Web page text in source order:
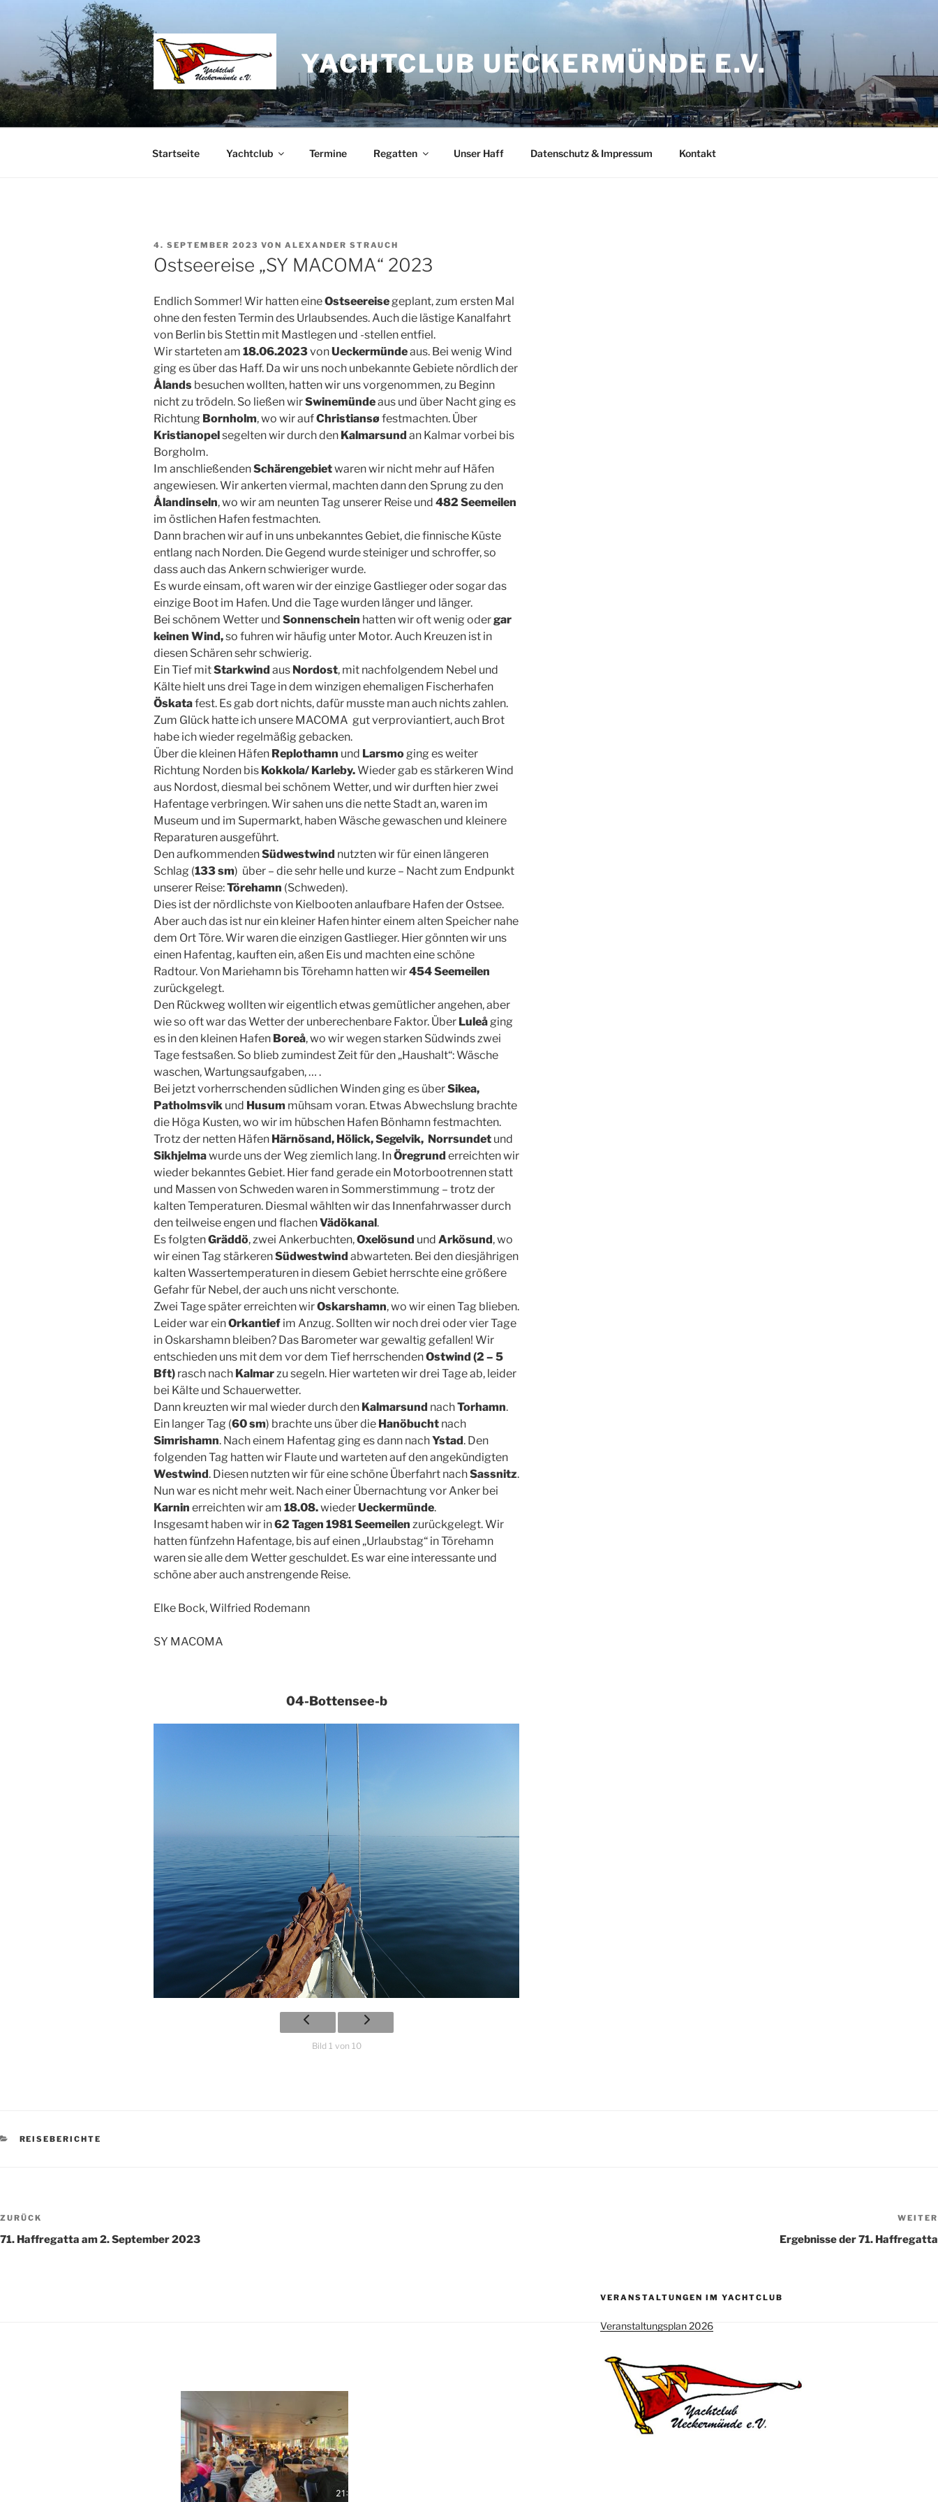
springen
YACHTCLUB UECKERMÜNDE E.V.
Startseite Yachtclub Termine Regatten Unser Haff Datenschutz & Impressum Kontakt
VERÖFFENTLICHT
AM
4. SEPTEMBER 2023 VON ALEXANDER STRAUCH
Ostseereise „SY MACOMA“ 2023
Endlich Sommer! Wir hatten eineOstseereisegeplant, zum ersten Mal
ohne den festen Termin des Urlaubsendes. Auch die lästige Kanalfahrt
von Berlin bis Stettin mit Mastlegen und -stellen entfiel.
Wir starteten am 18.06.2023vonUeckermündeaus. Bei wenig Wind
ging es über das Haff. Da wir uns noch unbekannte Gebiete nördlich der
Ålands besuchen wollten, hatten wir uns vorgenommen, zu Beginn
nicht zu trödeln. So ließen wirSwinemündeaus und über Nacht ging es
Richtung Bornholm, wo wir aufChristiansøfestmachten. Über
Kristianopel segelten wir durch den Kalmarsund an Kalmar vorbei bis
Borgholm.
Im anschließendenSchärengebietwaren wir nicht mehr auf Häfen
angewiesen. Wir ankerten viermal, machten dann den Sprung zu den
Ålandinseln, wo wir am neunten Tag unserer Reise und 482 Seemeilen
im östlichen Hafen festmachten.
Dann brachen wir auf in uns unbekanntes Gebiet, die finnische Küste
entlang nach Norden. Die Gegend wurde steiniger und schroffer, so
dass auch das Ankern schwieriger wurde.
Es wurde einsam, oft waren wir der einzige Gastlieger oder sogar das
einzige Boot im Hafen. Und die Tage wurden länger und länger.
Bei schönem Wetter und Sonnenschein hatten wir oft wenig odergar
keinen Wind,so fuhren wir häufig unter Motor. Auch Kreuzen ist in
diesen Schären sehr schwierig.
Ein Tief mitStarkwind aus Nordost, mit nachfolgendem Nebel und
Kälte hielt uns drei Tage in dem winzigen ehemaligen Fischerhafen
Öskatafest. Es gab dort nichts, dafür musste man auch nichts zahlen.
Zum Glück hatte ich unsere MACOMA gut verproviantiert, auch Brot
habe ich wieder regelmäßig gebacken.
Über die kleinen Häfen Replothamn und Larsmoging es weiter
Richtung Norden bis Kokkola/ Karleby.Wieder gab es stärkeren Wind
aus Nordost, diesmal bei schönem Wetter, und wir durften hier zwei
Hafentage verbringen. Wir sahen uns die nette Stadt an, waren im
Museum und im Supermarkt, haben Wäsche gewaschen und kleinere
Reparaturen ausgeführt.
Den aufkommendenSüdwestwind nutzten wir für einen längeren
Schlag (133 sm) über – die sehr helle und kurze – Nacht zum Endpunkt
unserer Reise:Törehamn (Schweden).
Dies ist der nördlichste von Kielbooten anlaufbare Hafen der Ostsee.
Aber auch das ist nur ein kleiner Hafen hinter einem alten Speicher nahe
dem Ort Töre. Wir waren die einzigen Gastlieger. Hier gönnten wir uns
einen Hafentag, kauften ein, aßen Eis und machten eine schöne
Radtour. Von Mariehamn bis Törehamn hatten wir454 Seemeilen
zurückgelegt.
Den Rückweg wollten wir eigentlich etwas gemütlicher angehen, aber
wie so oft war das Wetter der unberechenbare Faktor. Über Luleåging
es in den kleinen Hafen Boreå, wo wir wegen starken Südwinds zwei
Tage festsaßen. So blieb zumindest Zeit für den „Haushalt“: Wäsche
waschen, Wartungsaufgaben, … .
Bei jetzt vorherrschenden südlichen Winden ging es überSikea,
Patholmsvik und Husum mühsam voran. Etwas Abwechslung brachte
die Höga Kusten, wo wir im hübschen Hafen Bönhamn festmachten.
Trotz der netten Häfen Härnösand, Hölick, Segelvik, Norrsundet und
Sikhjelmawurde uns der Weg ziemlich lang. InÖregrund erreichten wir
wieder bekanntes Gebiet. Hier fand gerade ein Motorbootrennen statt
und Massen von Schweden waren in Sommerstimmung – trotz der
kalten Temperaturen. Diesmal wählten wir das Innenfahrwasser durch
den teilweise engen und flachenVädökanal.
Es folgtenGräddö, zwei Ankerbuchten,Oxelösund und Arkösund, wo
wir einen Tag stärkerenSüdwestwind abwarteten. Bei den diesjährigen
kalten Wassertemperaturen in diesem Gebiet herrschte eine größere
Gefahr für Nebel, der auch uns nicht verschonte.
Zwei Tage später erreichten wirOskarshamn, wo wir einen Tag blieben.
Leider war einOrkantief im Anzug. Sollten wir noch drei oder vier Tage
in Oskarshamn bleiben? Das Barometer war gewaltig gefallen! Wir
entschieden uns mit dem vor dem Tief herrschendenOstwind (2 – 5
Bft) rasch nach Kalmarzu segeln. Hier warteten wir drei Tage ab, leider
bei Kälte und Schauerwetter.
Dann kreuzten wir mal wieder durch den Kalmarsund nachTorhamn.
Ein langer Tag (60 sm) brachte uns über die Hanöbucht nach
Simrishamn. Nach einem Hafentag ging es dann nachYstad. Den
folgenden Tag hatten wir Flaute und warteten auf den angekündigten
Westwind. Diesen nutzten wir für eine schöne Überfahrt nachSassnitz.
Nun war es nicht mehr weit. Nach einer Übernachtung vor Anker bei
Karnin erreichten wir am 18.08.wiederUeckermünde.
Insgesamt haben wir in62 Tagen 1981 Seemeilen zurückgelegt. Wir
hatten fünfzehn Hafentage, bis auf einen „Urlaubstag“ in Törehamn
waren sie alle dem Wetter geschuldet. Es war eine interessante und
schöne aber auch anstrengende Reise.
Elke Bock, Wilfried Rodemann
SY MACOMA
04-Bottensee-b
Bild 1 von 10
KATEGORIEN
REISEBERICHTE
Beitragsnavigation
Vorheriger
Beitrag
ZURÜCK
71. Haffregatta am 2. September 2023
WEITER
Ergebnisse der 71. Haffregatta
VERANSTALTUNGEN IM YACHTCLUB
Veranstaltungsplan 2026